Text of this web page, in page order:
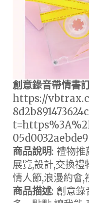
創意錄音帶情書
https://
05d0032aebde9
商品說明: 禮物推
展覽,設計,交換禮
情人節,浪漫約會,
商品描述: 創意